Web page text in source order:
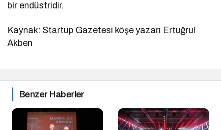
bir endüstridir.
Kaynak: Startup Gazetesi köşe yazarı Ertuğrul
Akben
Benzer Haberler